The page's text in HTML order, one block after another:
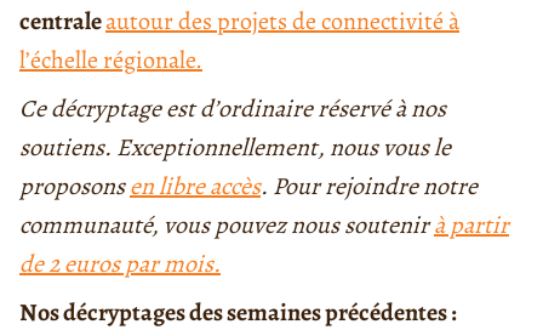
centraleautour des projets de connectivité à
l’échelle régionale.
Ce décryptage est d’ordinaire réservé à nos
soutiens. Exceptionnellement, nous vous le
proposonsen libre accès. Pour rejoindre notre
communauté, vous pouvez nous soutenirà partir
de 2 euros par mois.
Nos décryptages des semaines précédentes :